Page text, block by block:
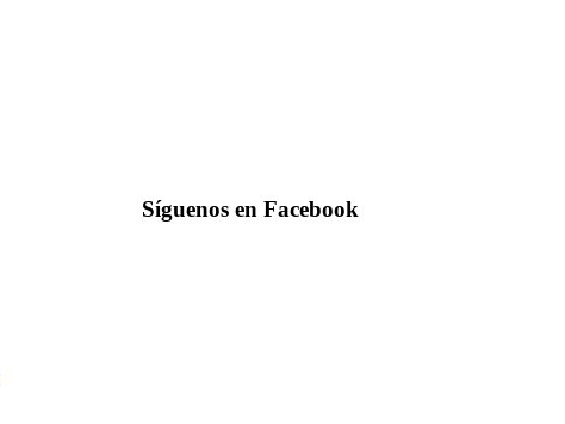
Síguenos en Facebook